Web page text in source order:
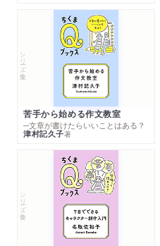
シリーズ・全集
苦手から始める作文教室
─文章が書けたらいいことはある？
津村記久子著
シリーズ・全集